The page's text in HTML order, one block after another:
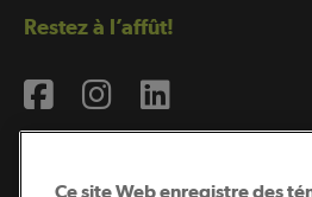
Restez à l’affût!
Ce site Web enregistre des